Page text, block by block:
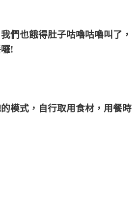
們也餓得肚子咕嚕咕嚕叫了，
!
模式，自行取用食材，用餐時